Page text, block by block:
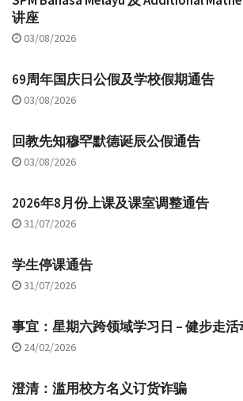
讲座
03/08/2026
69周年国庆日公假及学校假期通告
03/08/2026
回教先知穆罕默德诞辰公假通告
03/08/2026
2026年8月份上课及课室调整通告
31/07/2026
学生停课通告
31/07/2026
事宜：星期六跨领域学习日 – 健步走活
24/02/2026
澄清：滥用校方名义订货诈骗